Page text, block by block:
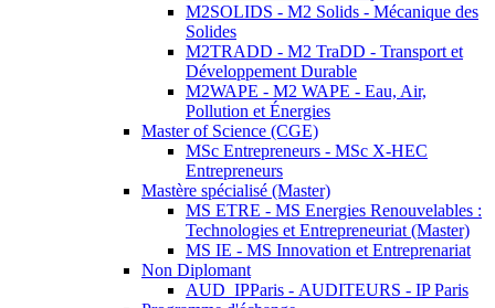
M2SOLIDS - M2 Solids - Mécanique des
Solides
M2TRADD - M2 TraDD - Transport et
Développement Durable
M2WAPE - M2 WAPE - Eau, Air,
Pollution et Énergies
Master of Science (CGE)
MSc Entrepreneurs - MSc X-HEC
Entrepreneurs
Mastère spécialisé (Master)
MS ETRE - MS Energies Renouvelables :
Technologies et Entrepreneuriat (Master)
MS IE - MS Innovation et Entreprenariat
Non Diplomant
AUD_IPParis - AUDITEURS - IP Paris